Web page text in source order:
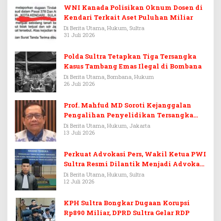
WNI Kanada Polisikan Oknum Dosen di
Kendari Terkait Aset Puluhan Miliar
Di Berita Utama, Hukum, Sultra
31 Juli 2026
Polda Sultra Tetapkan Tiga Tersangka
Kasus Tambang Emas Ilegal di Bombana
Di Berita Utama, Bombana, Hukum
26 Juli 2026
Prof. Mahfud MD Soroti Kejanggalan
Pengalihan Penyelidikan Tersangka
Febrie Adriansyah
Di Berita Utama, Hukum, Jakarta
13 Juli 2026
Perkuat Advokasi Pers, Wakil Ketua PWI
Sultra Resmi Dilantik Menjadi Advokat
PERADI
Di Berita Utama, Hukum, Sultra
12 Juli 2026
KPH Sultra Bongkar Dugaan Korupsi
Rp890 Miliar, DPRD Sultra Gelar RDP